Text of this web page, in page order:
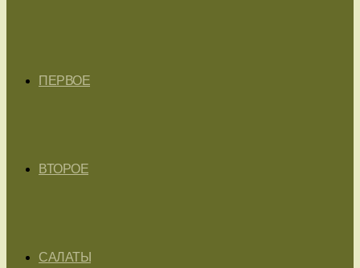
ПЕРВОЕ
ВТОРОЕ
САЛАТЫ